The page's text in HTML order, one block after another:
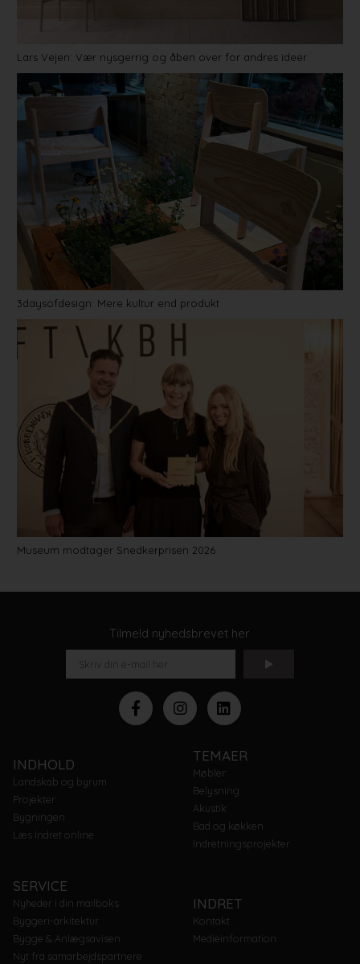
Lars Vejen: Vær nysgerrig og åben over for andres ideer
3daysofdesign: Mere kultur end produkt
Museum modtager Snedkerprisen 2026
Tilmeld nyhedsbrevet her
INDHOLD
Landskab og byrum
Projekter
Bygningen
Læs Indret online
TEMAER
Møbler
Belysning
Akustik
Bad og køkken
Indretningsprojekter
SERVICE
Nyheder i din mailboks
Byggeri-arkitektur
Bygge & Anlægsavisen
Nyt fra samarbejdspartnere
INDRET
Kontakt
Medieinformation